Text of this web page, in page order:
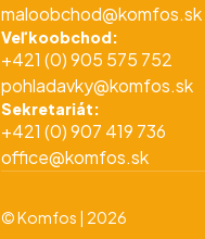
maloobchod@komfos.sk
Veľkoobchod:
+421 (0) 905 575 752
pohladavky@komfos.sk
Sekretariát:
+421 (0) 907 419 736
office@komfos.sk
© Komfos | 2026